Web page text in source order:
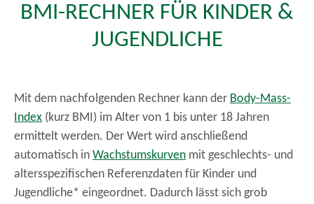
BMI-RECHNER FÜR KINDER &
JUGENDLICHE
Mit dem nachfolgenden Rechner kann der Body-Mass-
Index (kurz BMI) im Alter von 1 bis unter 18 Jahren
ermittelt werden. Der Wert wird anschließend
automatisch in Wachstumskurven mit geschlechts- und
altersspezifischen Referenzdaten für Kinder und
Jugendliche* eingeordnet. Dadurch lässt sich grob